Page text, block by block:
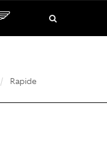
Rapide